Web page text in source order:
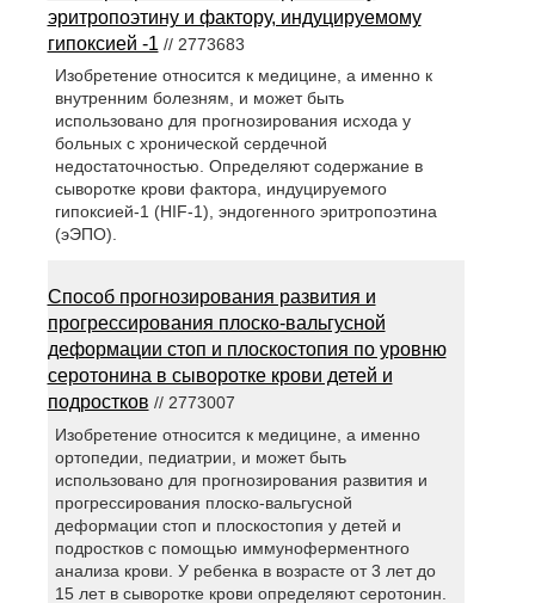
эритропоэтину и фактору, индуцируемому
гипоксией -1 // 2773683
Изобретение относится к медицине, а именно к
внутренним болезням, и может быть
использовано для прогнозирования исхода у
больных с хронической сердечной
недостаточностью. Определяют содержание в
сыворотке крови фактора, индуцируемого
гипоксией-1 (HIF-1), эндогенного эритропоэтина
(эЭПО).
Способ прогнозирования развития и
прогрессирования плоско-вальгусной
деформации стоп и плоскостопия по уровню
серотонина в сыворотке крови детей и
подростков // 2773007
Изобретение относится к медицине, а именно
ортопедии, педиатрии, и может быть
использовано для прогнозирования развития и
прогрессирования плоско-вальгусной
деформации стоп и плоскостопия у детей и
подростков с помощью иммуноферментного
анализа крови. У ребенка в возрасте от 3 лет до
15 лет в сыворотке крови определяют серотонин.